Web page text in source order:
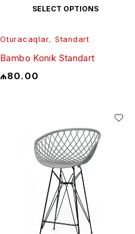
SELECT OPTIONS
Oturacaqlar, Standart
Bambo Konik Standart
₼80.00